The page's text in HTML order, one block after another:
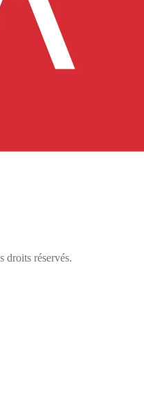
droits réservés.